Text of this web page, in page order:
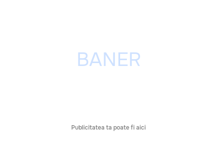
Publicitatea ta poate fi aici